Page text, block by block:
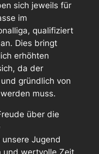
sich jeweils für
im
qualifiziert
Dies bringt
erhöhten
da der
gründlich von
muss.
über die
Jugend
und wertvolle Zeit